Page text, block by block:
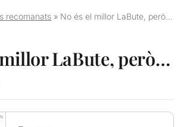
recomanats » No és el millor LaBute, però…
LaBute, però…